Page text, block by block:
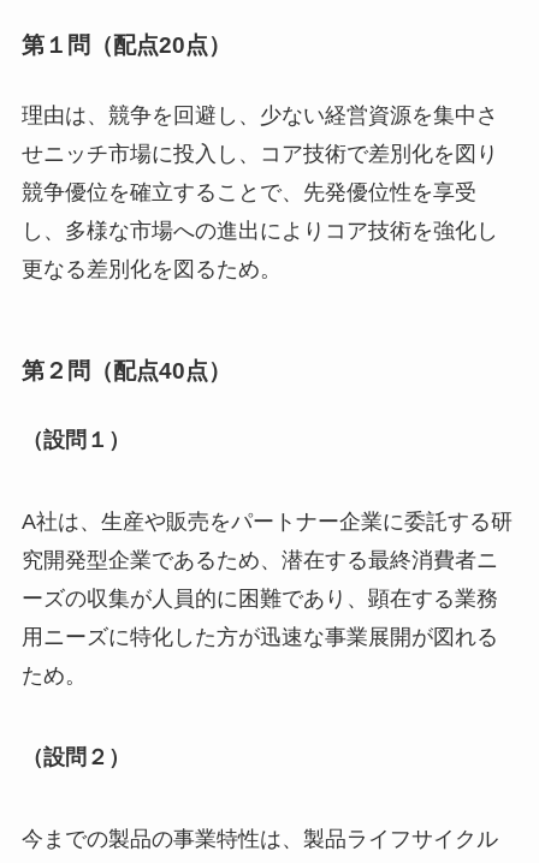
第１問（配点20点）
理由は、競争を回避し、少ない経営資源を集中さ
せニッチ市場に投入し、コア技術で差別化を図り
競争優位を確立することで、先発優位性を享受
し、多様な市場への進出によりコア技術を強化し
更なる差別化を図るため。
第２問（配点40点）
（設問１）
A社は、生産や販売をパートナー企業に委託する研
究開発型企業であるため、潜在する最終消費者ニ
ーズの収集が人員的に困難であり、顕在する業務
用ニーズに特化した方が迅速な事業展開が図れる
ため。
（設問２）
今までの製品の事業特性は、製品ライフサイクル